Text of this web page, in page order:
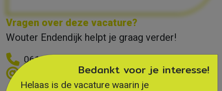
Vragen over deze vacature?
Wouter Endendijk helpt je graag verder!
0619861567
wouter@flexibleplus.nlBedankt voor je interesse!
Helaas is de vacature waarin je